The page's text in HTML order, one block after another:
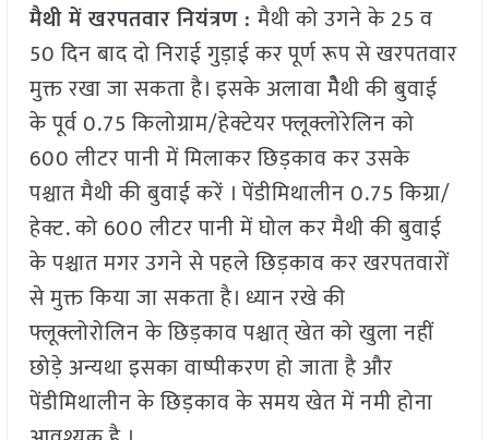
मैथी में खरपतवार नियंत्रण :मैथी को उगने के 25 व
50 दिन बाद दो निराई गुड़ाई कर पूर्ण रूप से खरपतवार
मुक्त रखा जा सकता है। इसके अलावा मेैथी की बुवाई
के पूर्व 0.75 किलोग्राम/हेक्टेयर फ्लूक्लोरेलिन को
600 लीटर पानी में मिलाकर छिड़काव कर उसके
पश्चात मैथी की बुवाई करें । पेंडीमिथालीन 0.75 किग्रा/
हेक्ट. को 600 लीटर पानी में घोल कर मैथी की बुवाई
के पश्चात मगर उगने से पहले छिड़काव कर खरपतवारों
से मुक्त किया जा सकता है। ध्यान रखे की
फ्लूक्लोरोलिन के छिड़काव पश्चात् खेत को खुला नहीं
छोड़े अन्यथा इसका वाष्पीकरण हो जाता है और
पेंडीमिथालीन के छिड़काव के समय खेत में नमी होना